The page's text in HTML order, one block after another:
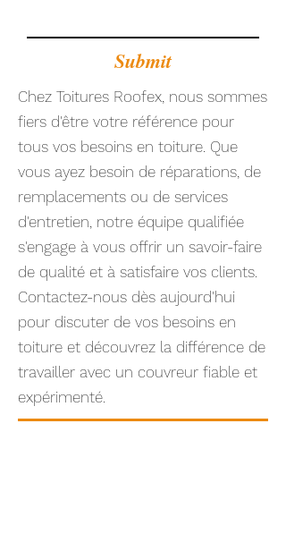
Submit
Chez Toitures Roofex, nous sommes
fiers d'être votre référence pour
tous vos besoins en toiture. Que
vous ayez besoin de réparations, de
remplacements ou de services
d'entretien, notre équipe qualifiée
s'engage à vous offrir un savoir-faire
de qualité et à satisfaire vos clients.
Contactez-nous dès aujourd'hui
pour discuter de vos besoins en
toiture et découvrez la différence de
travailler avec un couvreur fiable et
expérimenté.